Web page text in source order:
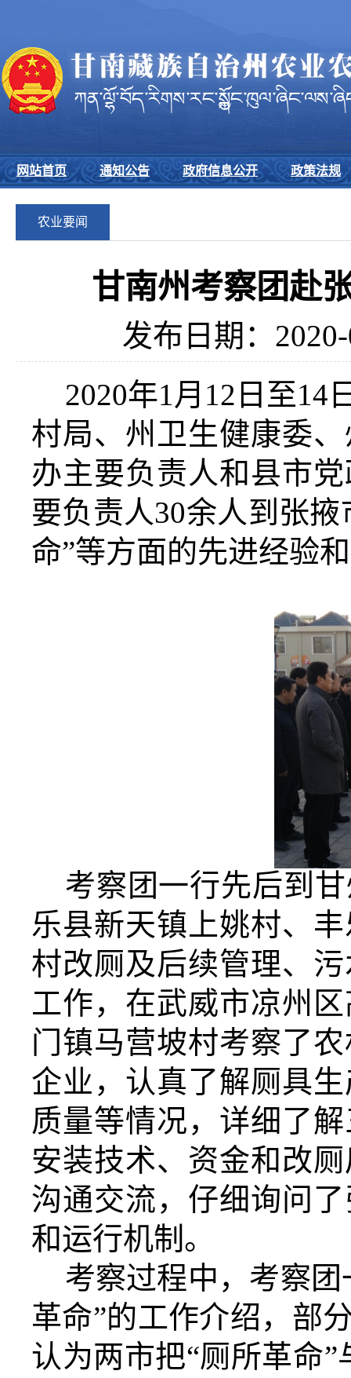
网站首页 通知公告 政府信息公开 政策法规
农业要闻
甘南州考察团赴
发布日期：
2020年1月 12 日至14
村局、州卫生健康委
办主要负责人和县市
要负责人30余人到张掖
命”等方面的先进经验
考察团一行先后到
乐县新天镇上姚村、
村改厕及后续管理、
工作，在武威市凉州
门镇马营坡村考察了
企业，认真了解厕具
质量等情况，详细了
安装技术、资金和改
沟通交流，仔细询问
和运行机制。
考察过程中，考察
革命”的工作介绍，部
认为两市把“厕所革命